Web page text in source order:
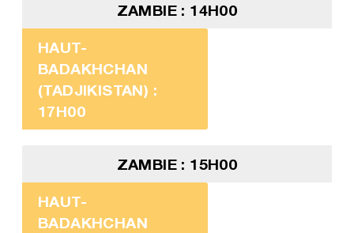
ZAMBIE : 14H00
HAUT-
BADAKHCHAN
(TADJIKISTAN) :
17H00
ZAMBIE : 15H00
HAUT-
BADAKHCHAN